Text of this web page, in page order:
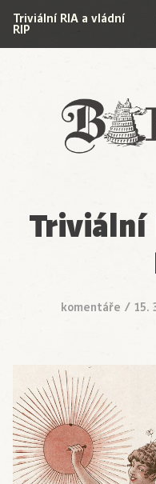
Triviální RIA a vládní
RIP
Triviální
komentáře / 15.